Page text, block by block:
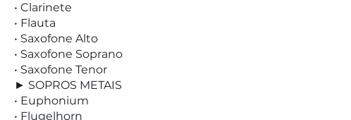
• Clarinete
• Flauta
• Saxofone Alto
• Saxofone Soprano
• Saxofone Tenor
► SOPROS METAIS
• Euphonium
• Flugelhorn